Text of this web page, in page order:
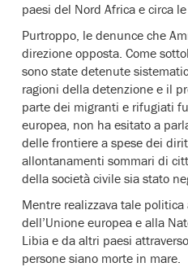
paesi del Nord Africa e circa
Purtroppo, le denunce che
direzione opposta. Come
sono state detenute
ragioni della detenzione e il
parte dei migranti e rifugiati
europea, non ha esitato a
delle frontiere a spese dei
allontanamenti sommari di
della società civile sia stato
Mentre realizzava tale
dell’Unione europea e alla
Libia e da altri paesi
persone siano morte in mare.